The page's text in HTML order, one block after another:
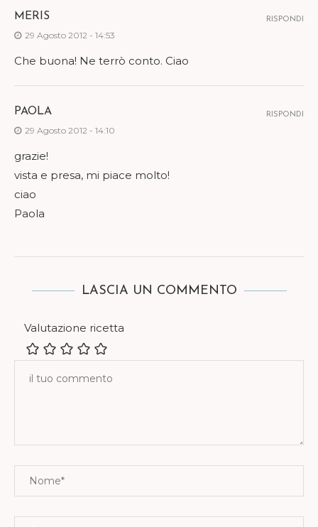
MERIS
29 Agosto 2012 - 14:53
Che buona! Ne terrò conto. Ciao
RISPONDI
PAOLA
29 Agosto 2012 - 14:10
grazie!
vista e presa, mi piace molto!
ciao
Paola
RISPONDI
LASCIA UN COMMENTO
Valutazione ricetta